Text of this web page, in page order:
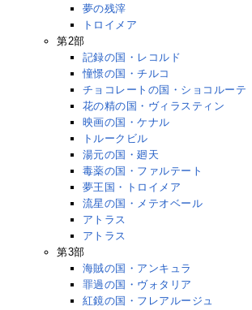
夢の残滓
トロイメア
第2部
記録の国・レコルド
憧憬の国・チルコ
チョコレートの国・ショコルーテ
花の精の国・ヴィラスティン
映画の国・ケナル
トルークビル
湯元の国・廻天
毒薬の国・ファルテート
夢王国・トロイメア
流星の国・メテオベール
アトラス
アトラス
第3部
海賊の国・アンキュラ
罪過の国・ヴォタリア
紅鏡の国・フレアルージュ